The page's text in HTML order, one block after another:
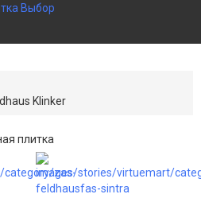
Выбор
Klinker
плитка